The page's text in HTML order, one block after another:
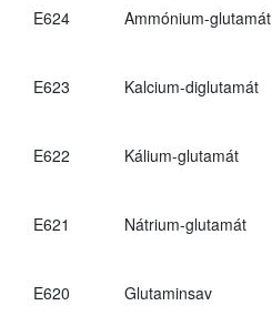
E624 Ammónium-glutamát
E623 Kalcium-diglutamát
E622 Kálium-glutamát
E621 Nátrium-glutamát
E620 Glutaminsav